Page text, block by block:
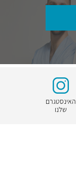
האינסטגרם
שלנו